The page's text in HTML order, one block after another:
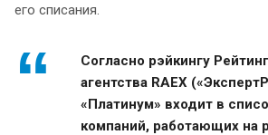
его списания.
Согласно рэйкингу
агентства RAEX
«Платинум» входит в
компаний, работающих на